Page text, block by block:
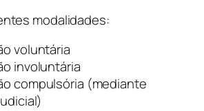
modalidades:
voluntária
involuntária
compulsória (mediante